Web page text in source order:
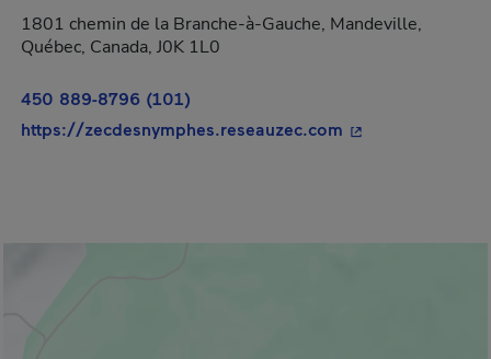
1801 chemin de la Branche-à-Gauche, Mandeville,
Québec, Canada, J0K 1L0
450 889-8796 (101)
https://zecdesnymphes.reseauzec.com - Cet hyperlien